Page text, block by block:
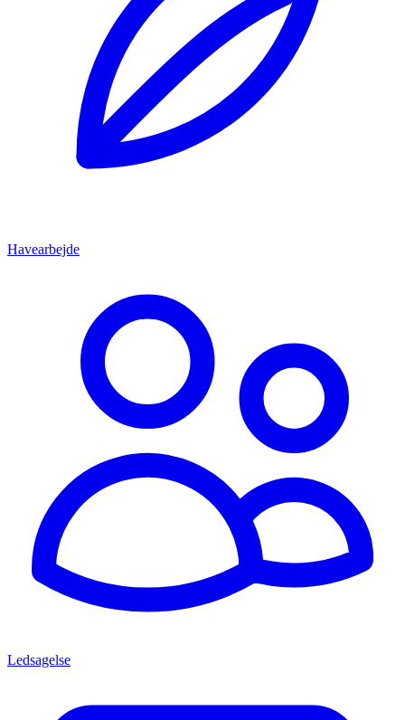
Havearbejde
Ledsagelse